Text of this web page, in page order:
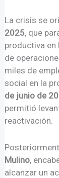
La crisis se
2025, que
productiva en
de
miles de
social en la
de junio de
permitió
reactivación.
Mulino,
alcanzar un